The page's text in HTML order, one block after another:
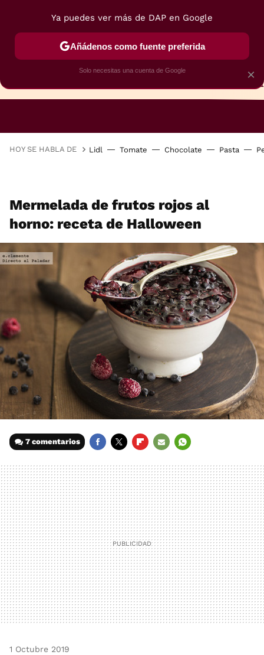
HOY SE HABLA DE Lidl Tomate Chocolate Pasta
Mermelada de frutos rojos al
horno: receta de Halloween
7 comentarios
MAIL
1 Octubre 2019
×
Ya puedes ver más de DAP en Google
Añádenos como fuente preferida
Solo necesitas una cuenta de Google